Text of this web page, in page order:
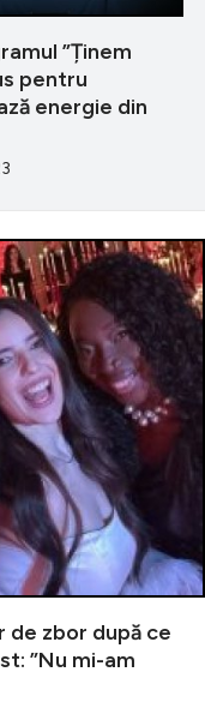
”Ținem
pentru
energie din
zbor după ce
”Nu mi-am